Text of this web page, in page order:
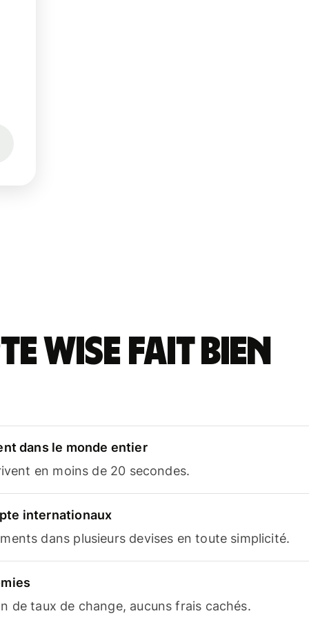
Wise fait bien
dans le monde entier
en moins de 20 secondes.
internationaux
dans plusieurs devises en toute simplicité.
de taux de change, aucuns frais cachés.